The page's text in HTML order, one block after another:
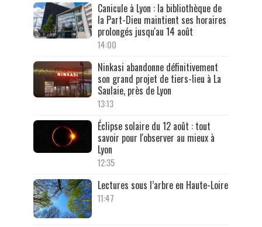
Canicule à Lyon : la bibliothèque de
la Part-Dieu maintient ses horaires
prolongés jusqu'au 14 août
14:00
Ninkasi abandonne définitivement
son grand projet de tiers-lieu à La
Saulaie, près de Lyon
13:13
Éclipse solaire du 12 août : tout
savoir pour l'observer au mieux à
Lyon
12:35
Lectures sous l’arbre en Haute-Loire
11:47